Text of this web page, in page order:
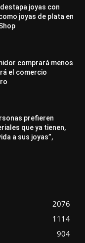
joyas con
joyas de plata en
comprará menos
el comercio
prefieren
que ya tienen,
a sus joyas”,
2076
1114
904